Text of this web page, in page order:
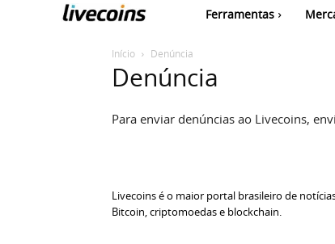
Ferramentas
Início Denúncia
Denúncia
Para enviar denúncias ao Livecoins,
Livecoins é o maior portal brasileiro de
Bitcoin, criptomoedas e blockchain.